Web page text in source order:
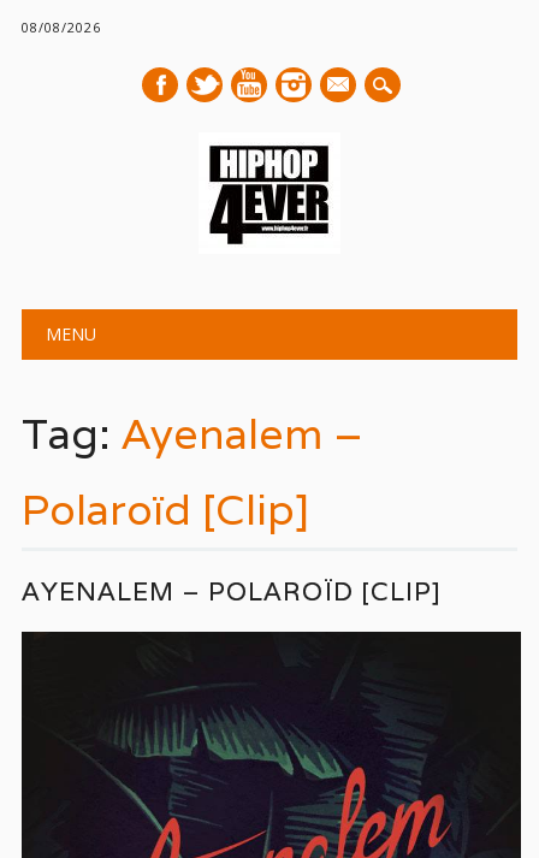
08/08/2026
mail
Main menu
MENU
Tag: Ayenalem –
Polaroïd [Clip]
AYENALEM – POLAROÏD [CLIP]